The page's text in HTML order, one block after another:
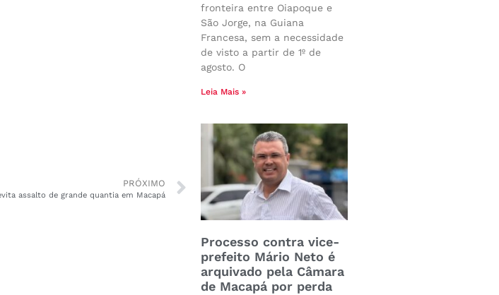
PRÓXIMO
assalto de grande quantia em Macapá
fronteira entre Oiapoque e
São Jorge, na Guiana
Francesa, sem a necessidade
de visto a partir de 1º de
agosto. O
Leia Mais »
Processo contra vice-
prefeito Mário Neto é
arquivado pela Câmara
de Macapá por perda